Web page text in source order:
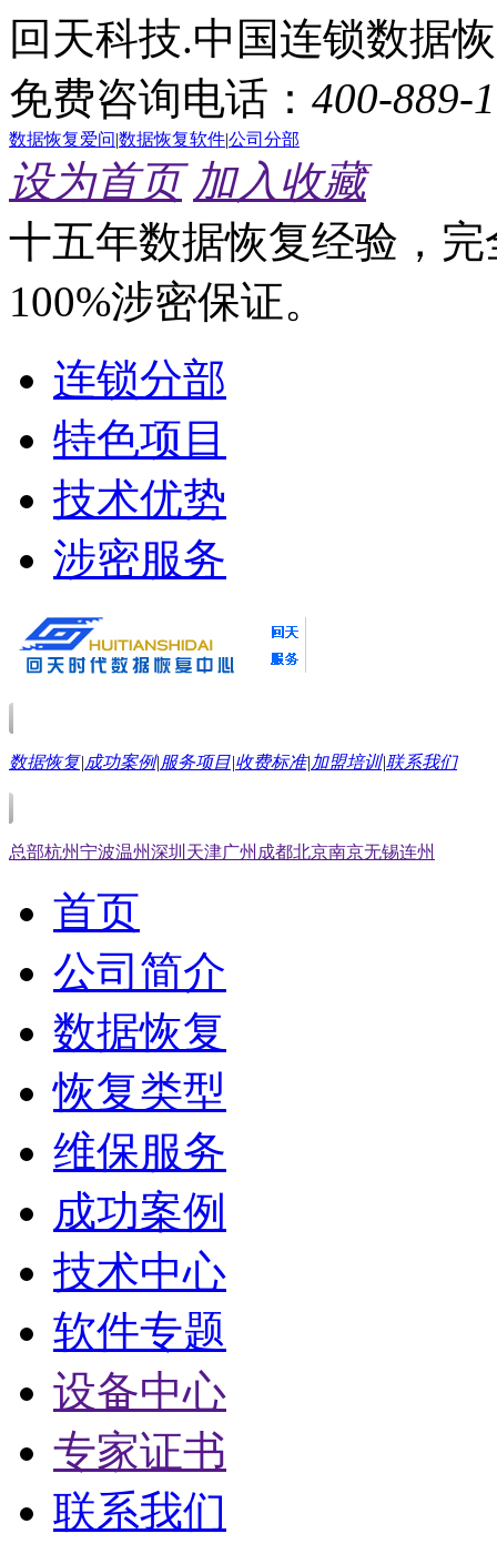
回天科技.中国连锁数据
免费咨询电话： 400-889-
数据恢复爱问|数据恢复软件|公司分部
设为首页 加入收藏
十五年数据恢复经验，
100%涉密保证。
连锁分部
特色项目
技术优势
涉密服务
数据恢复|成功案例|服务项目|收费标准|加盟培训|联系我们
总部杭州宁波温州深圳 天津广州 成都北京南京无锡连州
首页
公司简介
数据恢复
恢复类型
维保服务
成功案例
技术中心
软件专题
设备中心
专家证书
联系我们